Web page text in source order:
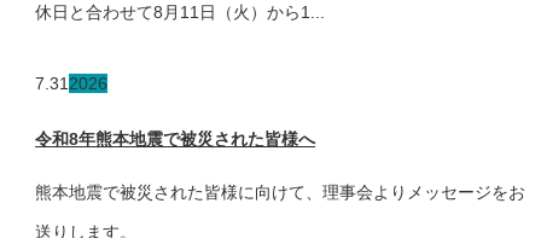
休日と合わせて8月11日（火）から1...
7.31 2026
令和8年熊本地震で被災された皆様へ
熊本地震で被災された皆様に向けて、理事会よりメッセージをお
送りします。